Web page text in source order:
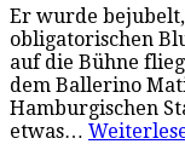
Er wurde
obligatorischen
auf die Bühne
dem Ballerino
Hamburgischen
etwas…